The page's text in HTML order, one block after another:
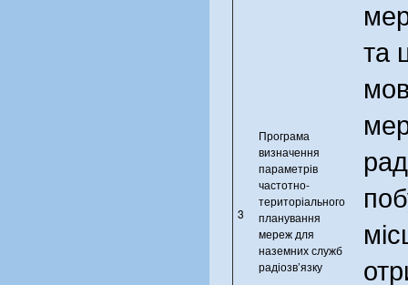
3
Програма
визначення
параметрів
частотно-
територіального
планування
мереж для
наземних служб
радіозв’язку
та